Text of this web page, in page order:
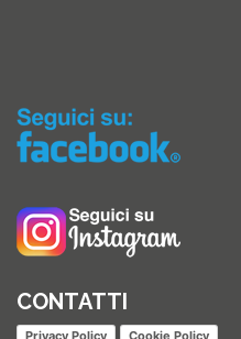
CONTATTI
Privacy Policy Cookie Policy